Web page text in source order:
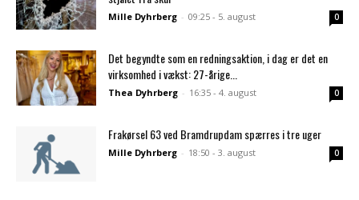
Mille Dyhrberg - 09:25 - 5. august 0
Det begyndte som en redningsaktion, i dag er det en
virksomhed i vækst: 27-årige...
Thea Dyhrberg - 16:35 - 4. august 0
Frakørsel 63 ved Bramdrupdam spærres i tre uger
Mille Dyhrberg - 18:50 - 3. august 0